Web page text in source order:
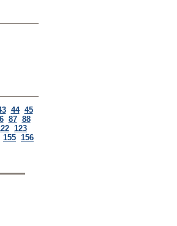
44 45
87 88
123
155 156